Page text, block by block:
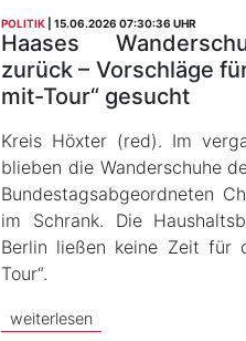
POLITIK 15.06.2026 07:30:36 UHR
Haases
zurück – Vorschläge
mit-Tour“ gesucht
Kreis Höxter (red). Im
blieben die Wanderschuhe
Bundestagsabgeordneten
im Schrank. Die
Berlin ließen keine Zeit für
Tour“.
weiterlesen